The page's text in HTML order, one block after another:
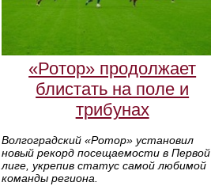
«Ротор» продолжает
блистать на поле и
трибунах
Волгоградский «Ротор» установил
новый рекорд посещаемости в Первой
лиге, укрепив статус самой любимой
команды региона.